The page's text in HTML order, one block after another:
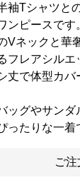
袖Tシャツと
ンピースです
Vネックと華
フレアシルエ
丈で体型カバ
ッグやサンダ
ったりな一着
ご